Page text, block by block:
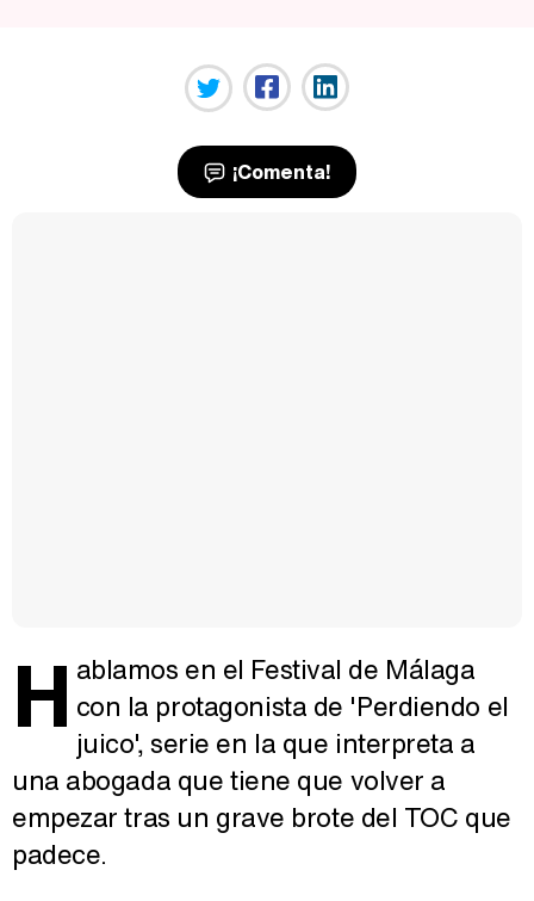
¡Comenta!
H ablamos en el Festival de Málaga
con la protagonista de 'Perdiendo el
juico', serie en la que interpreta a
una abogada que tiene que volver a
empezar tras un grave brote del TOC que
padece.